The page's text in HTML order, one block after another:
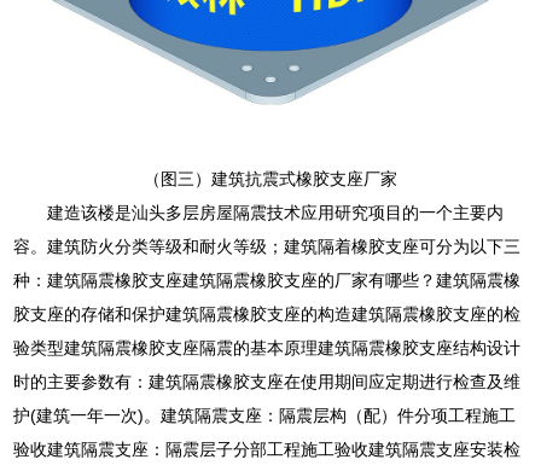
（图三）建筑抗震式橡胶支座厂家
建造该楼是汕头多层房屋隔震技术应用研究项目的一个主要内
容。建筑防火分类等级和耐火等级；建筑隔着橡胶支座可分为以下三
种：建筑隔震橡胶支座建筑隔震橡胶支座的厂家有哪些？建筑隔震橡
胶支座的存储和保护建筑隔震橡胶支座的构造建筑隔震橡胶支座的检
验类型建筑隔震橡胶支座隔震的基本原理建筑隔震橡胶支座结构设计
时的主要参数有：建筑隔震橡胶支座在使用期间应定期进行检查及维
护(建筑一年一次)。建筑隔震支座：隔震层构（配）件分项工程施工
验收建筑隔震支座：隔震层子分部工程施工验收建筑隔震支座安装检